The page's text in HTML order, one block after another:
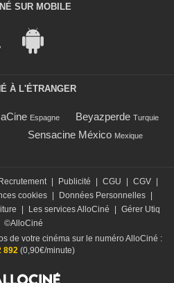
SUR MOBILE
À L'ÉTRANGER
Espagne Beyazperde Turquie
Sensacine México Mexique
Recrutement Publicité CGU CGV
cookies Données Personnelles
Les services AlloCiné
Gérer Utiq
©AlloCiné
de votre cinéma sur le numéro AlloCiné :
892(0,90€/minute)